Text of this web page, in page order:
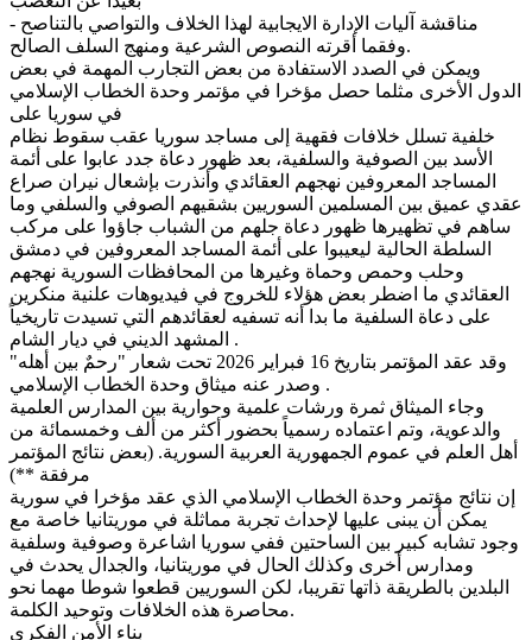
- مناقشة آليات الإدارة الايجابية لهذا الخلاف والتواصي بالتناصح
وفقما أقرته النصوص الشرعية ومنهج السلف الصالح.
ويمكن في الصدد الاستفادة من بعض التجارب المهمة في بعض
الدول الأخرى مثلما حصل مؤخرا في مؤتمر وحدة الخطاب الإسلامي
خلفية تسلل خلافات فقهية إلى مساجد سوريا عقب سقوط نظام
الأسد بين الصوفية والسلفية، بعد ظهور دعاة جدد عابوا على أئمة
المساجد المعروفين نهجهم العقائدي وأنذرت بإشعال نيران صراع
عقدي عميق بين المسلمين السوريين بشقيهم الصوفي والسلفي وما
ساهم في تظهيرها ظهور دعاة جلهم من الشباب جاؤوا على مركب
السلطة الحالية ليعيبوا على أئمة المساجد المعروفين في دمشق
وحلب وحمص وحماة وغيرها من المحافظات السورية نهجهم
العقائدي ما اضطر بعض هؤلاء للخروج في فيديوهات علنية منكرين
على دعاة السلفية ما بدا أنه تسفيه لعقائدهم التي تسيدت تاريخياً
المشهد الديني في ديار الشام .
وقد عقد المؤتمر بتاريخ 16 فبراير 2026 تحت شعار "رحمٌ بين أهله"
وصدر عنه ميثاق وحدة الخطاب الإسلامي .
وجاء الميثاق ثمرة ورشات علمية وحوارية بين المدارس العلمية
والدعوية، وتم اعتماده رسمياً بحضور أكثر من ألف وخمسمائة من
أهل العلم في عموم الجمهورية العربية السورية. (بعض نتائج المؤتمر
مرفقة **)
إن نتائج مؤتمر وحدة الخطاب الإسلامي الذي عقد مؤخرا في سورية
يمكن أن يبنى عليها لإحداث تجربة مماثلة في موريتانيا خاصة مع
وجود تشابه كبير بين الساحتين ففي سوريا اشاعرة وصوفية وسلفية
ومدارس أخرى وكذلك الحال في موريتانيا، والجدال يحدث في
البلدين بالطريقة ذاتها تقريبا، لكن السوريين قطعوا شوطا مهما نحو
محاصرة هذه الخلافات وتوحيد الكلمة.
بناء الأمن الفكري